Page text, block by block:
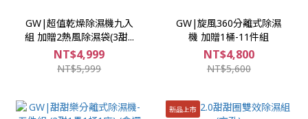
GW|超值乾燥除濕機九入
組 加贈2熱風除濕袋(3甜...
NT$4,999
NT$5,999
GW|旋風360分離式除濕
機 加贈1桶-11件組
NT$4,800
NT$5,600
新品上市